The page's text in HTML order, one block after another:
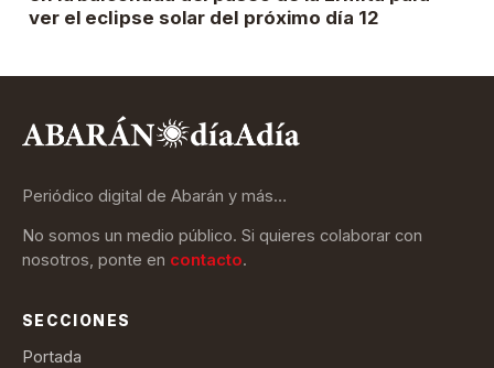
ver el eclipse solar del próximo día 12
Periódico digital de Abarán y más…
No somos un medio público. Si quieres colaborar con
nosotros, ponte en contacto.
SECCIONES
Portada